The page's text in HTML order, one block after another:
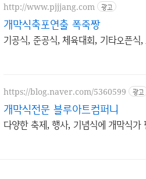
http://www.pjjjang.com 광고
개막식축포연출 폭죽짱
기공식, 준공식, 체육대회, 기타오픈식
https://blog.naver.com/5360599 광고
개막식전문 블루아트컴퍼니
다양한 축제, 행사, 기념식에 개막식가